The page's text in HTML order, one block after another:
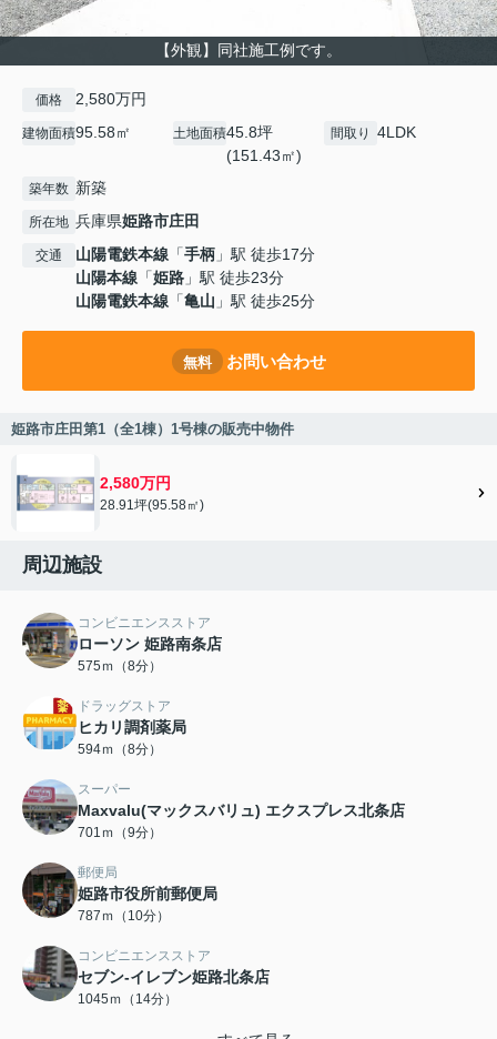
【外観】同社施工例です。
価格 2,580万円
建物面積95.58㎡ 土地面積45.8坪
(151.43㎡)
間取り 4LDK
築年数 新築
所在地 兵庫県姫路市庄田
交通 山陽電鉄本線 「手柄 」駅 徒歩17分
山陽本線 「姫路 」駅 徒歩23分
山陽電鉄本線 「亀山 」駅 徒歩25分
無料 お問い合わせ
姫路市庄田第1（全1棟）1号棟の販売中物件
2,580万円
28.91坪(95.58㎡)
周辺施設
コンビニエンスストア
ローソン 姫路南条店
575ｍ（8分）
ドラッグストア
ヒカリ調剤薬局
594ｍ（8分）
スーパー
Maxvalu(マックスバリュ) エクスプレス北条店
701ｍ（9分）
郵便局
姫路市役所前郵便局
787ｍ（10分）
コンビニエンスストア
セブン-イレブン姫路北条店
1045ｍ（14分）